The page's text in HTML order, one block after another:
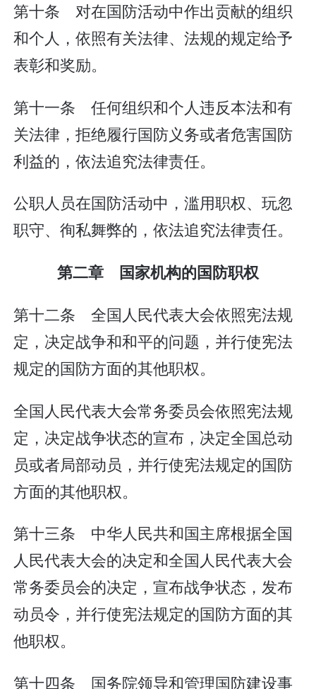
第十条 对在国防活动中作出贡献的组织
和个人，依照有关法律、法规的规定给予
表彰和奖励。
第十一条 任何组织和个人违反本法和有
关法律，拒绝履行国防义务或者危害国防
利益的，依法追究法律责任。
公职人员在国防活动中，滥用职权、玩忽
职守、徇私舞弊的，依法追究法律责任。
第二章 国家机构的国防职权
第十二条 全国人民代表大会依照宪法规
定，决定战争和和平的问题，并行使宪法
规定的国防方面的其他职权。
全国人民代表大会常务委员会依照宪法规
定，决定战争状态的宣布，决定全国总动
员或者局部动员，并行使宪法规定的国防
方面的其他职权。
第十三条 中华人民共和国主席根据全国
人民代表大会的决定和全国人民代表大会
常务委员会的决定，宣布战争状态，发布
动员令，并行使宪法规定的国防方面的其
他职权。
第十四条 国务院领导和管理国防建设事